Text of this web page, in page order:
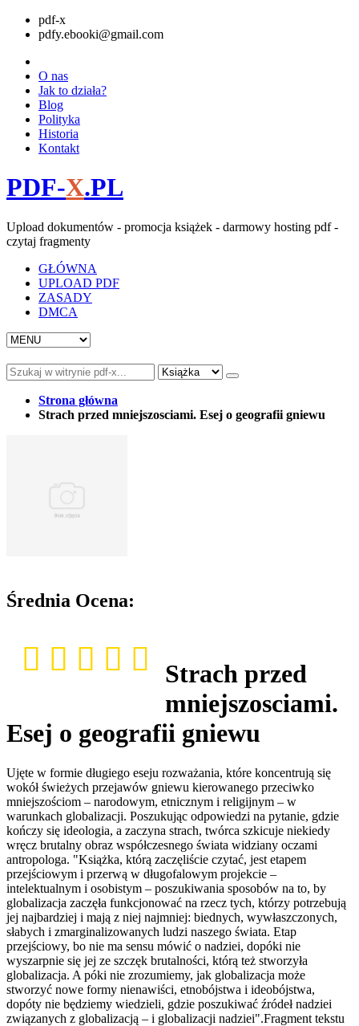
pdf-x
pdfy.ebooki@gmail.com
O nas
Jak to działa?
Blog
Polityka
Historia
Kontakt
PDF-X.PL
Upload dokumentów - promocja książek - darmowy hosting pdf -
czytaj fragmenty
GŁÓWNA
UPLOAD PDF
ZASADY
DMCA
Strona główna
Strach przed mniejszosciami. Esej o geografii gniewu
Średnia Ocena:
Strach przed
mniejszosciami.
Esej o geografii gniewu
Ujęte w formie długiego eseju rozważania, które koncentrują się
wokół świeżych przejawów gniewu kierowanego przeciwko
mniejszościom – narodowym, etnicznym i religijnym – w
warunkach globalizacji. Poszukując odpowiedzi na pytanie, gdzie
kończy się ideologia, a zaczyna strach, twórca szkicuje niekiedy
wręcz brutalny obraz współczesnego świata widziany oczami
antropologa. "Książka, którą zaczęliście czytać, jest etapem
przejściowym i przerwą w długofalowym projekcie –
intelektualnym i osobistym – poszukiwania sposobów na to, by
globalizacja zaczęła funkcjonować na rzecz tych, którzy potrzebują
jej najbardziej i mają z niej najmniej: biednych, wywłaszczonych,
słabych i zmarginalizowanych ludzi naszego świata. Etap
przejściowy, bo nie ma sensu mówić o nadziei, dopóki nie
wyszarpnie się jej ze szczęk brutalności, którą też stworzyła
globalizacja. A póki nie zrozumiemy, jak globalizacja może
stworzyć nowe formy nienawiści, etnobójstwa i ideobójstwa,
dopóty nie będziemy wiedzieli, gdzie poszukiwać źródeł nadziei
związanych z globalizacją – i globalizacji nadziei".Fragment tekstu